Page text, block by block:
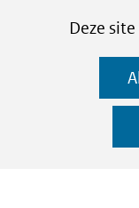
CookiesDeze